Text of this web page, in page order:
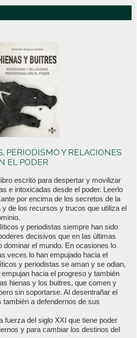
PERIODISMO Y RELACIONES
EL PODER
escrito para despertar y movilizar
e intoxicadas desde el poder. Leerlo
por encima de los secretos de la
de los recursos y trucos que utiliza el
y periodistas siempre han sido
decisivos que en las últimas
dominar el mundo. En ocasiones lo
veces lo han empujado hacia el
y periodistas se aman y se odian,
hacia el progreso y también
hienas y los buitres, que comen y
sin soportarse. Al desentrañar el
también a defendernos de sus
fuerza del siglo XXI que tiene poder
y para cambiar los destinos del